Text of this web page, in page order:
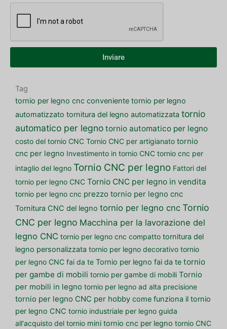
Inviare
Tag
tornio per legno cnc conveniente tornio per legno
automatizzato tornitura del legno automatizzata tornio
automatico per legno tornio automatico per legno
costo del tornio CNC Tornio CNC per artigianato tornio
cnc per legno Investimento in tornio CNC tornio cnc per
intaglio del legno Tornio CNC per legno Fattori del
tornio per legno CNC Tornio CNC per legno in vendita
tornio per legno cnc prezzo tornio per legno cnc
Tornitura CNC del legno tornio per legno cnc Tornio
CNC per legno Macchina per la lavorazione del
legno CNC tornio per legno cnc compatto tornitura del
legno personalizzata tornio per legno decorativo tornio
per legno CNC fai da te Tornio per legno fai da te tornio
per gambe di mobili tornio per gambe di mobili Tornio
per mobili in legno tornio per legno ad alta precisione
tornio per legno CNC per hobby come funziona il tornio
per legno CNC tornio industriale per legno guida
all'acquisto del tornio mini tornio cnc per legno tornio CNC